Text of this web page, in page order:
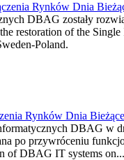
Rynków Dnia
DBAG zostały
restoration of the
Poland.
Rynków Dnia
DBAG w
po przywróceniu
of DBAG IT systems on...